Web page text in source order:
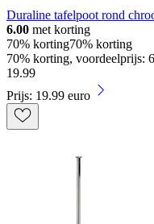
Duraline tafelpoot rond
6.00 met korting
70% korting70% korting
70% korting, voordeelprijs:
19.99
Prijs: 19.99 euro